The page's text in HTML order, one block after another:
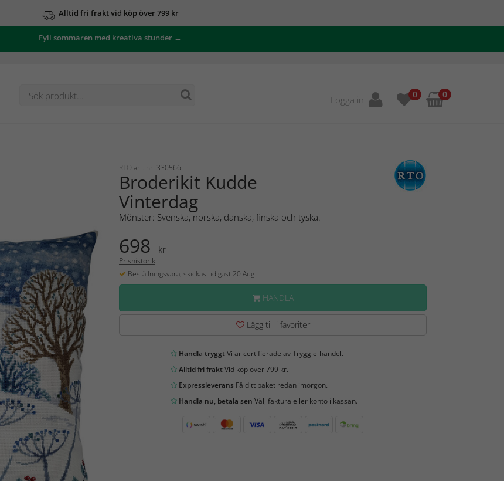
Alltid fri frakt vid köp över 799 kr
Fyll sommaren med kreativa stunder →
Logga in 0 0
RTO art. nr: 330566
Broderikit Kudde
Vinterdag
Mönster: Svenska, norska, danska, finska och tyska.
698 kr
Prishistorik
Beställningsvara, skickas tidigast 20 Aug
HANDLA
Lägg till i favoriter
Handla tryggtVi är certifierade av Trygg e-handel.
Alltid fri fraktVid köp över 799 kr.
ExpressleveransFå ditt paket redan imorgon.
Handla nu, betala sen Välj faktura eller konto i kassan.